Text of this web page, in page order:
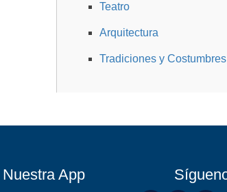
Teatro
Arquitectura
Tradiciones y Costumbres
App